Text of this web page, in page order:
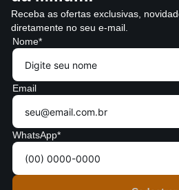
Receba as ofertas exclusivas,
diretamente no seu e-mail.
Nome*
Email
WhatsApp*